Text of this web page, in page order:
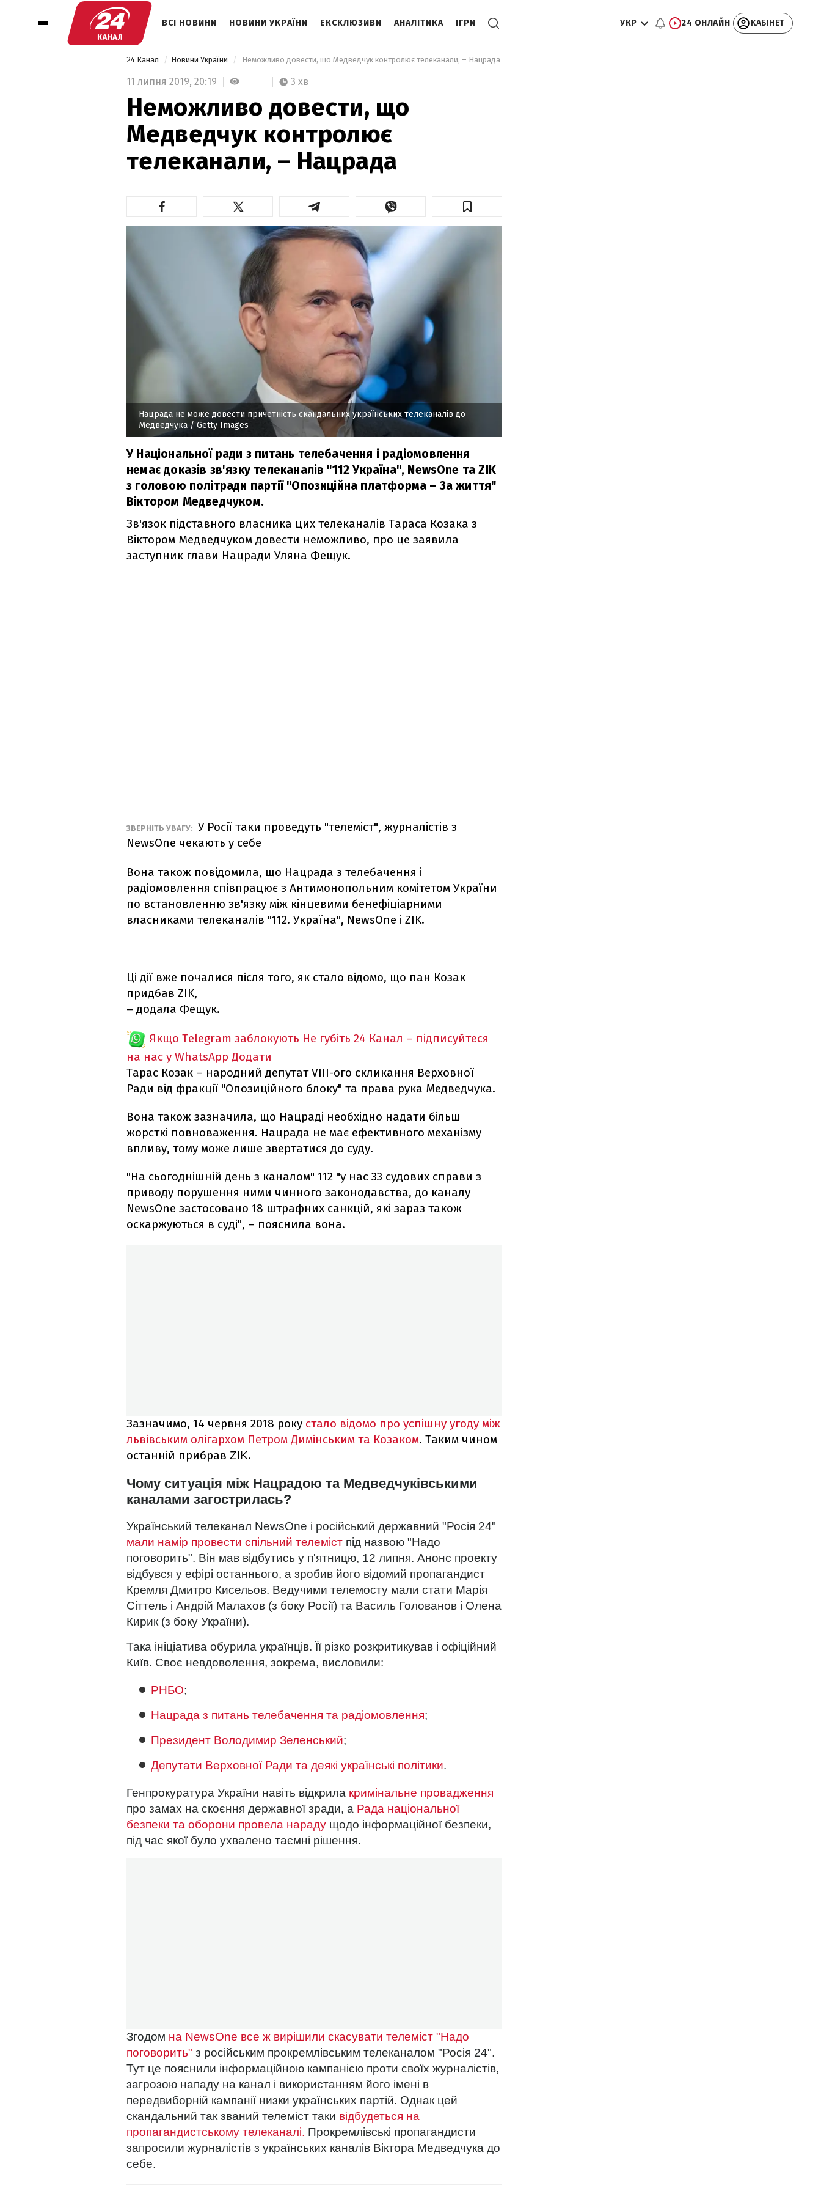
ВСІ НОВИНИ НОВИНИ УКРАЇНИ ЕКСКЛЮЗИВИ АНАЛІТИКА ІГРИ УКР 24 ОНЛАЙН КАБІНЕТ
24 Канал Новини України Неможливо довести, що Медведчук контролює телеканали, – Нацрада
11 липня 2019, 20:19 3 хв
Неможливо довести, що
Медведчук контролює
телеканали, – Нацрада
Нацрада не може довести причетність скандальних українських телеканалів до
Медведчука / Getty Images
У Національної ради з питань телебачення і радіомовлення
немає доказів зв'язку телеканалів "112 Україна", NewsOne та ZIK
з головою політради партії "Опозиційна платформа – За життя"
Віктором Медведчуком.
Зв'язок підставного власника цих телеканалів Тараса Козака з
Віктором Медведчуком довести неможливо, про це заявила
заступник глави Нацради Уляна Фещук.
ЗВЕРНІТЬ УВАГУ: У Росії таки проведуть "телеміст", журналістів з
NewsOne чекають у себе
Вона також повідомила, що Нацрада з телебачення і
радіомовлення співпрацює з Антимонопольним комітетом України
по встановленню зв'язку між кінцевими бенефіціарними
власниками телеканалів "112. Україна", NewsOne і ZIK.
Ці дії вже почалися після того, як стало відомо, що пан Козак
придбав ZIK,
– додала Фещук.
Якщо Telegram заблокують Не губіть 24 Канал – підписуйтеся
на нас у WhatsApp Додати
Тарас Козак – народний депутат VIII-ого скликання Верховної
Ради від фракції "Опозиційного блоку" та права рука Медведчука.
Вона також зазначила, що Нацраді необхідно надати більш
жорсткі повноваження. Нацрада не має ефективного механізму
впливу, тому може лише звертатися до суду.
"На сьогоднішній день з каналом" 112 "у нас 33 судових справи з
приводу порушення ними чинного законодавства, до каналу
NewsOne застосовано 18 штрафних санкцій, які зараз також
оскаржуються в суді", – пояснила вона.
Зазначимо, 14 червня 2018 року стало відомо про успішну угоду між
львівським олігархом Петром Димінським та Козаком. Таким чином
останній прибрав ZIK.
Чому ситуація між Нацрадою та Медведчуківськими
каналами загострилась?
Український телеканал NewsOne і російський державний "Росія 24"
мали намір провести спільний телеміст під назвою "Надо
поговорить". Він мав відбутись у п'ятницю, 12 липня. Анонс проекту
відбувся у ефірі останнього, а зробив його відомий пропагандист
Кремля Дмитро Кисельов. Ведучими телемосту мали стати Марія
Сіттель і Андрій Малахов (з боку Росії) та Василь Голованов і Олена
Кирик (з боку України).
Така ініціатива обурила українців. Її різко розкритикував і офіційний
Київ. Своє невдоволення, зокрема, висловили:
РНБО;
Нацрада з питань телебачення та радіомовлення;
Президент Володимир Зеленський;
Депутати Верховної Ради та деякі українські політики.
Генпрокуратура України навіть відкрила кримінальне провадження
про замах на скоєння державної зради, а Рада національної
безпеки та оборони провела нараду щодо інформаційної безпеки,
під час якої було ухвалено таємні рішення.
Згодом на NewsOne все ж вирішили скасувати телеміст "Надо
поговорить" з російським прокремлівським телеканалом "Росія 24".
Тут це пояснили інформаційною кампанією проти своїх журналістів,
загрозою нападу на канал і використанням його імені в
передвиборній кампанії низки українських партій. Однак цей
скандальний так званий телеміст таки відбудеться на
пропагандистському телеканалі. Прокремлівські пропагандисти
запросили журналістів з українських каналів Віктора Медведчука до
себе.